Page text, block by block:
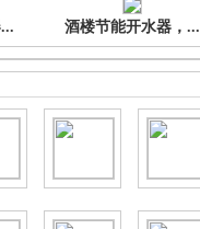
酒楼节能开水器，...